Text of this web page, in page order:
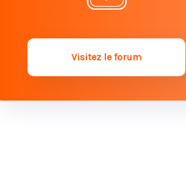
Succession et famille recomposée :
Héritiers réservataires : quels sont
vos droits dans la succession ?
Visitez le forum